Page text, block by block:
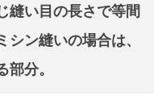
縫い目の長さで等間
シン縫いの場合は、
部分。